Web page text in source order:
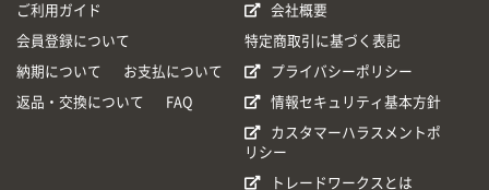
ご利用ガイド
会員登録について
納期について お支払について
返品・交換について FAQ
会社概要
特定商取引に基づく表記
プライバシーポリシー
情報セキュリティ基本方針
カスタマーハラスメントポ
リシー
トレードワークスとは